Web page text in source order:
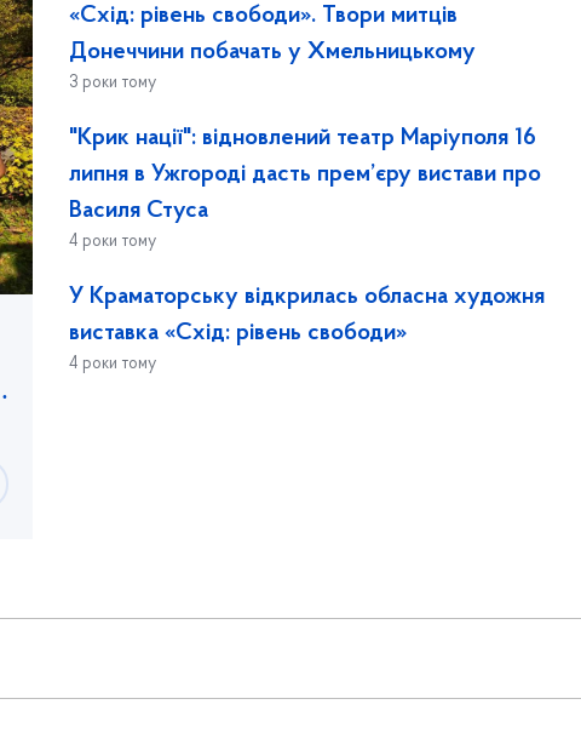
«Схід: рівень свободи». Твори митців
Донеччини побачать у Хмельницькому
3 роки тому
"Крик нації": відновлений театр Маріуполя 16
липня в Ужгороді дасть прем’єру вистави про
Василя Стуса
4 роки тому
У Краматорську відкрилась обласна художня
виставка «Схід: рівень свободи»
4 роки тому